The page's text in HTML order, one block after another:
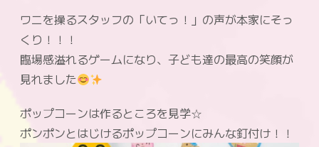
ワニを操るスタッフの「いてっ！」の声が本家にそっ
くり！！！
臨場感溢れるゲームになり、子ども達の最高の笑顔が
見れました
ポップコーンは作るところを見学☆
ポンポンとはじけるポップコーンにみんな釘付け！！